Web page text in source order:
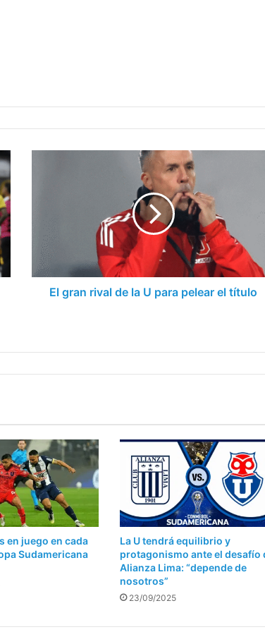
para
pelear
el
títuloEl gran rival de la U para pelear el título
en juego en cada
Sudamericana
La U tendrá equilibrio y
protagonismo ante el desafío
Alianza Lima: “depende de
nosotros”
23/09/2025